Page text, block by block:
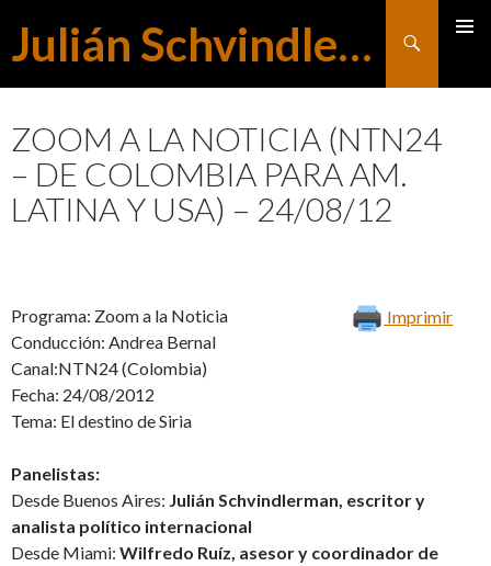
Julián Schvindlerman
Buscar
ZOOM A LA NOTICIA (NTN24
– DE COLOMBIA PARA AM.
LATINA Y USA) – 24/08/12
Imprimir
Programa: Zoom a la Noticia
Conducción: Andrea Bernal
Canal:NTN24 (Colombia)
Fecha: 24/08/2012
Tema: El destino de Siria
Panelistas:
Desde Buenos Aires: Julián Schvindlerman, escritor y
analista político internacional
Desde Miami: Wilfredo Ruíz, asesor y coordinador de